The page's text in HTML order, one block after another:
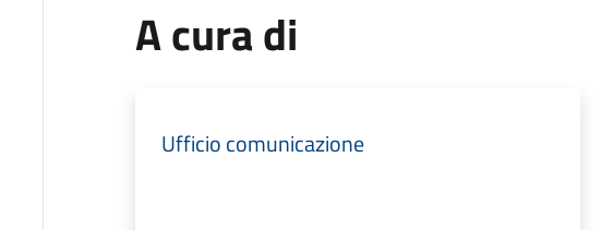
A cura di
Ufficio comunicazione